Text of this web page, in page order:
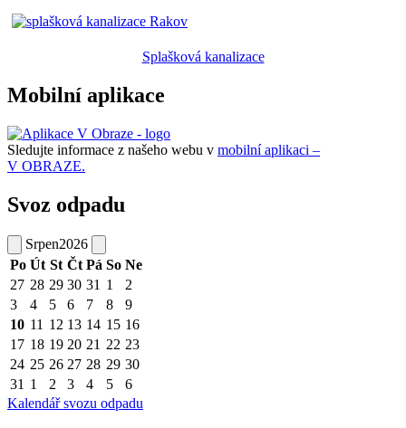
Splašková kanalizace
Mobilní aplikace
Sledujte informace z našeho webu v mobilní aplikaci –
V OBRAZE.
Svoz odpadu
Srpen2026
Po Út St Čt Pá So Ne
27 28 29 30 31 1
2
3
4 5 6 7 8
9
10 11 12 13 14 15 16
17 18 19 20 21 22 23
24 25 26 27 28 29 30
31 1 2 3 4 5
6
Kalendář svozu odpadu